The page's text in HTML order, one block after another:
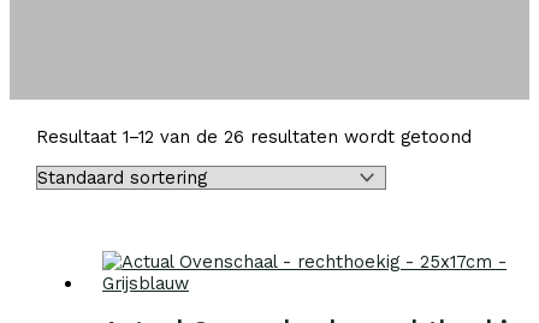
Resultaat 1–12 van de 26 resultaten wordt getoond